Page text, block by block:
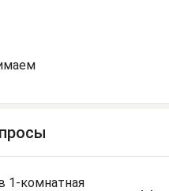
1-комнатная